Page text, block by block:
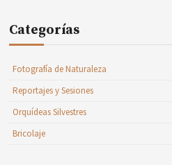
Categorías
Fotografía de Naturaleza
Reportajes y Sesiones
Orquídeas Silvestres
Bricolaje